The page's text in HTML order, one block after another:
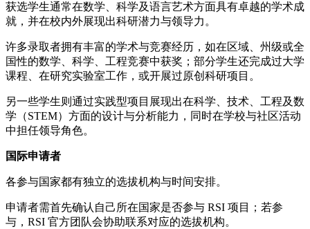
获选学生通常在数学、科学及语言艺术方面具有卓越的学术成
就，并在校内外展现出科研潜力与领导力。
许多录取者拥有丰富的学术与竞赛经历，如在区域、州级或全
国性的数学、科学、工程竞赛中获奖；部分学生还完成过大学
课程、在研究实验室工作，或开展过原创科研项目。
另一些学生则通过实践型项目展现出在科学、技术、工程及数
学（STEM）方面的设计与分析能力，同时在学校与社区活动
中担任领导角色。
国际申请者
各参与国家都有独立的选拔机构与时间安排。
申请者需首先确认自己所在国家是否参与 RSI 项目；若参
与，RSI 官方团队会协助联系对应的选拔机构。